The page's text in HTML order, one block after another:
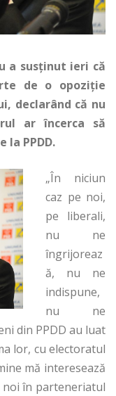
a susținut ieri că
de o opoziție
declarând că nu
ar încerca să
PPDD.
„În niciun
caz pe noi,
pe liberali,
nu ne
îngrijoreaz
ă, nu ne
indispune,
nu ne
din PPDD au luat
lor, cu electoratul
mă interesează
în parteneriatul